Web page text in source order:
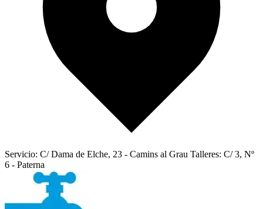
Servicio: C/ Dama de Elche, 23 - Camins al Grau Talleres: C/ 3, Nº
6 - Paterna